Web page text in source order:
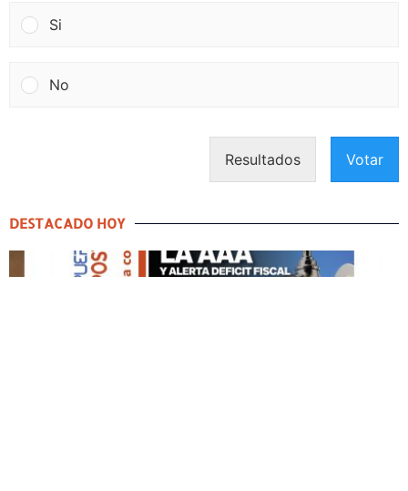
Si
No
Resultados Votar
DESTACADO HOY